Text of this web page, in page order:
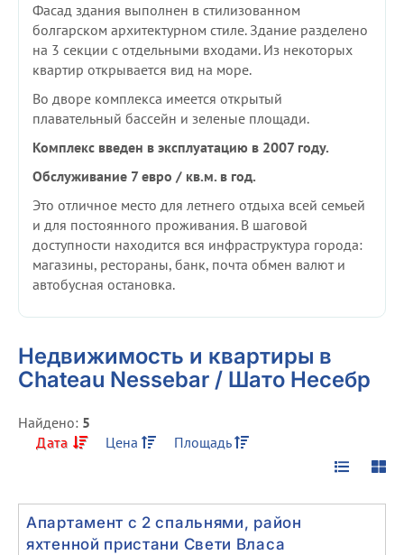
Фасад здания выполнен в стилизованном
болгарском архитектурном стиле. Здание разделено
на 3 секции с отдельными входами. Из некоторых
квартир открывается вид на море.
Во дворе комплекса имеется открытый
плавательный бассейн и зеленые площади.
Комплекс введен в эксплуатацию в 2007 году.
Обслуживание 7 евро / кв.м. в год.
Это отличное место для летнего отдыха всей семьей
и для постоянного проживания. В шаговой
доступности находится вся инфраструктура города:
магазины, рестораны, банк, почта обмен валют и
автобусная остановка.
Недвижимость и квартиры в
Chateau Nessebar / Шато Несебр
Найдено: 5
Дата
Цена Площадь
Апартамент с 2 спальнями, район
яхтенной пристани Свети Власа